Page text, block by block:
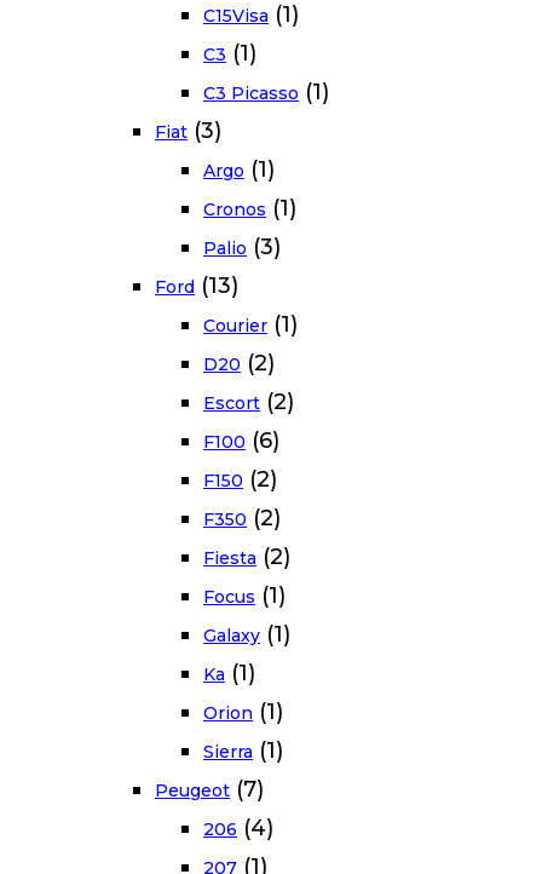
C15Visa (1)
C3 (1)
C3 Picasso (1)
Fiat (3)
Argo (1)
Cronos (1)
Palio (3)
Ford (13)
Courier (1)
D20 (2)
Escort (2)
F100 (6)
F150 (2)
F350 (2)
Fiesta (2)
Focus (1)
Galaxy (1)
Ka (1)
Orion (1)
Sierra (1)
Peugeot (7)
206 (4)
207 (1)